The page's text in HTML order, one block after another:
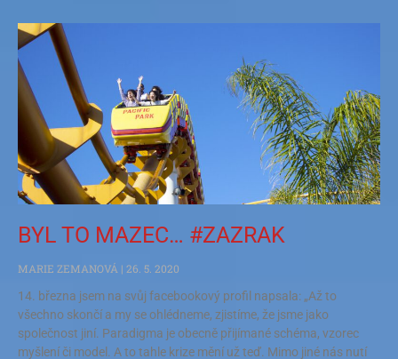
BYL TO MAZEC… #ZAZRAK
MARIE ZEMANOVÁ
26. 5. 2020
14. března jsem na svůj facebookový profil napsala: „Až to
všechno skončí a my se ohlédneme, zjistíme, že jsme jako
společnost jiní. Paradigma je obecně přijímané schéma, vzorec
myšlení či model. A to tahle krize mění už teď. Mimo jiné nás nutí